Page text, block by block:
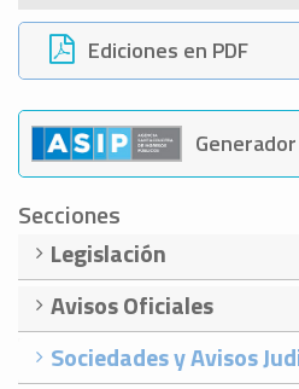
Ediciones en PDF
Secciones
Legislación
Avisos Oficiales
Sociedades y Avisos